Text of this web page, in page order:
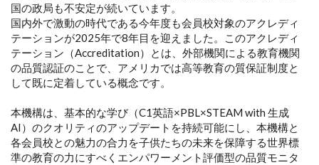
国の政局も不安定が続いています。
国内外で激動の時代である今年度も会員校対象のアクレディ
テーションが2025年で8年目を迎えました。このアクレディ
テーション（Accreditation）とは、外部機関による教育機関
の品質認証のことで、アメリカでは高等教育の質保証制度と
して既に定着している概念です。
本機構は、基本的な学び（C1英語×PBL×STEAM with 生成
AI）のクオリティのアップデートを持続可能にし、本機構と
各会員校との魅力の合力を子供たちの未来を保障する世界標
準の教育の力にすべくエンパワーメント評価型の品質モニタ